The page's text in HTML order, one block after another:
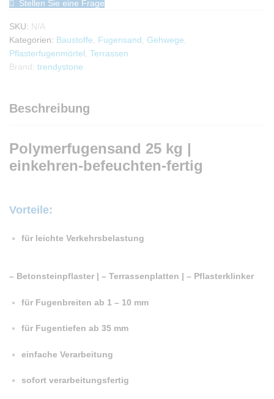
Stellen Sie eine Frage
SKU: N/A
Kategorien: Baustoffe Fugensand Gehwege
Pflasterfugenmörtel Terrassen
Brand: trendystone
Beschreibung
Polymerfugensand 25 kg |
einkehren-befeuchten-fertig
Vorteile:
für leichte Verkehrsbelastung
– Betonsteinpflaster | – Terrassenplatten | – Pflasterklinker
für Fugenbreiten ab 1 – 10 mm
für Fugentiefen ab 35 mm
einfache Verarbeitung
sofort verarbeitungsfertig